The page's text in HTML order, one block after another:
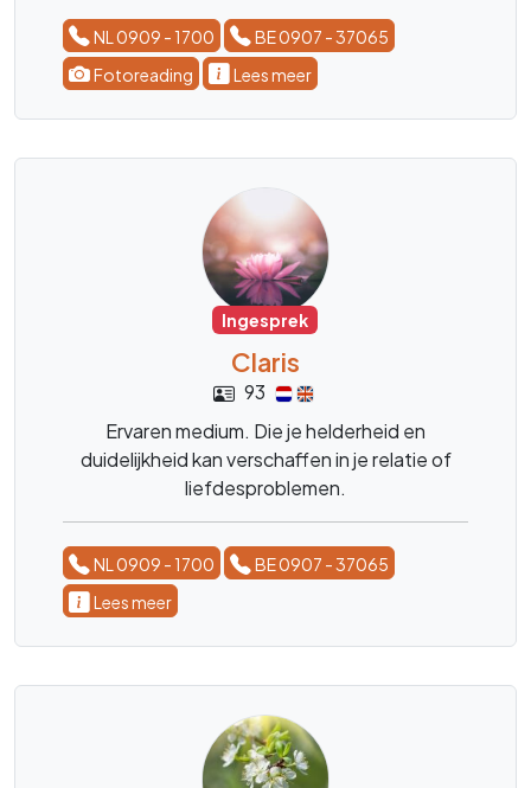
NL 0909 - 1700
BE 0907 - 37065
Fotoreading
Lees meer
Ingesprek
Claris
93
Ervaren medium. Die je helderheid en
duidelijkheid kan verschaffen in je relatie of
liefdesproblemen.
NL 0909 - 1700
BE 0907 - 37065
Lees meer